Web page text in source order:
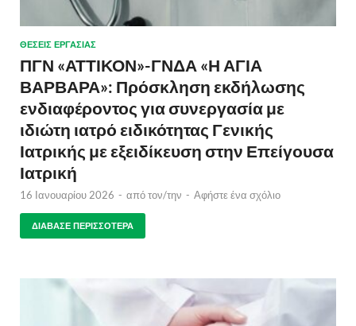
ΘΈΣΕΙΣ ΕΡΓΑΣΊΑΣ
ΠΓΝ «ΑΤΤΙΚΟΝ»-ΓΝΔΑ «Η ΑΓΙΑ
ΒΑΡΒΑΡΑ»: Πρόσκληση εκδήλωσης
ενδιαφέροντος για συνεργασία με
ιδιώτη ιατρό ειδικότητας Γενικής
Ιατρικής με εξειδίκευση στην Επείγουσα
Ιατρική
16 Ιανουαρίου 2026 - από τον/την - Αφήστε ένα σχόλιο
ΔΙΆΒΑΣΕ ΠΕΡΙΣΣΌΤΕΡΑ